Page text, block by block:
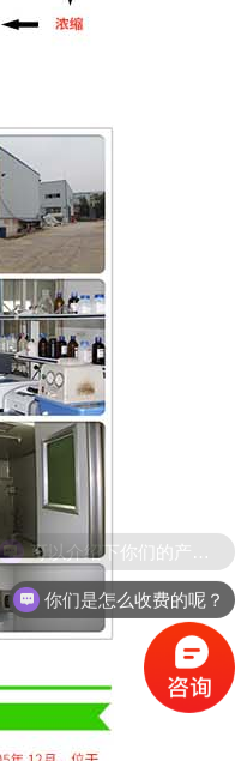
你们是怎么收费的呢？